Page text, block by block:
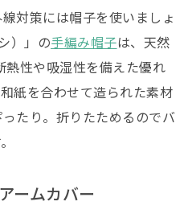
対策には帽子を使いましょ
）」の手編み帽子は、天然
熱性や吸湿性を備えた優れ
紙を合わせて造られた素材
たり。折りたためるのでバ
ームカバー